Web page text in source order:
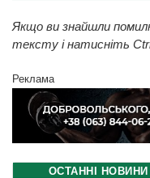
Якщо ви знайшли
тексту і натисніть
Реклама
ОСТАННІ НОВИНИ